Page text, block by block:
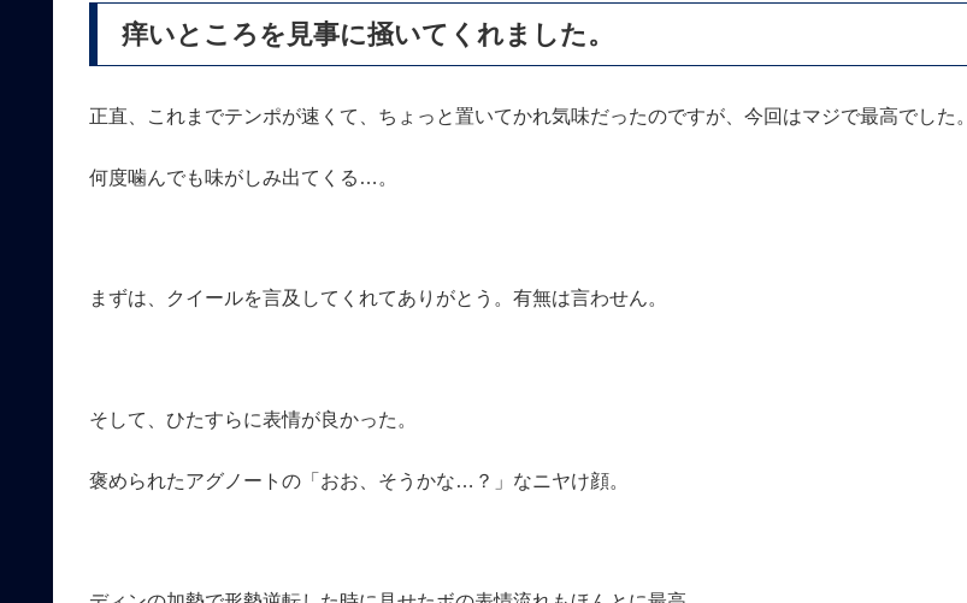
痒いところを見事に掻いてくれました。
正直、これまでテンポが速くて、ちょっと置いてかれ気味だったのですが、今回はマジで最高でした。
何度噛んでも味がしみ出てくる…。
まずは、クイールを言及してくれてありがとう。有無は言わせん。
そして、ひたすらに表情が良かった。
褒められたアグノートの「おお、そうかな…？」なニヤけ顔。